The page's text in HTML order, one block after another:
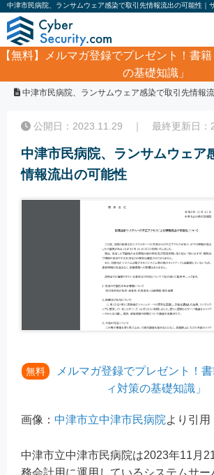
中津市民病院、ランサムウェア感染で取引先情報流出の可能性｜
【無料】
メルマガ登録でプレゼント！書
の基礎知識」
サイバーセキュリティ・情報漏洩ニュ
中津市民病院、ランサムウェア感染で取引先情報
公開日：2023.11.29 ｜ 最終更新日：
中津市民病院、ランサムウェア
情報流出の可能性
無料
メルマガ登録でプレゼント！
ィ対策の基礎知識」
画像： 中津市立中津市民病院より引用
中津市立中津市民病院は2023年11月
務会計用に運用しているシステムサー